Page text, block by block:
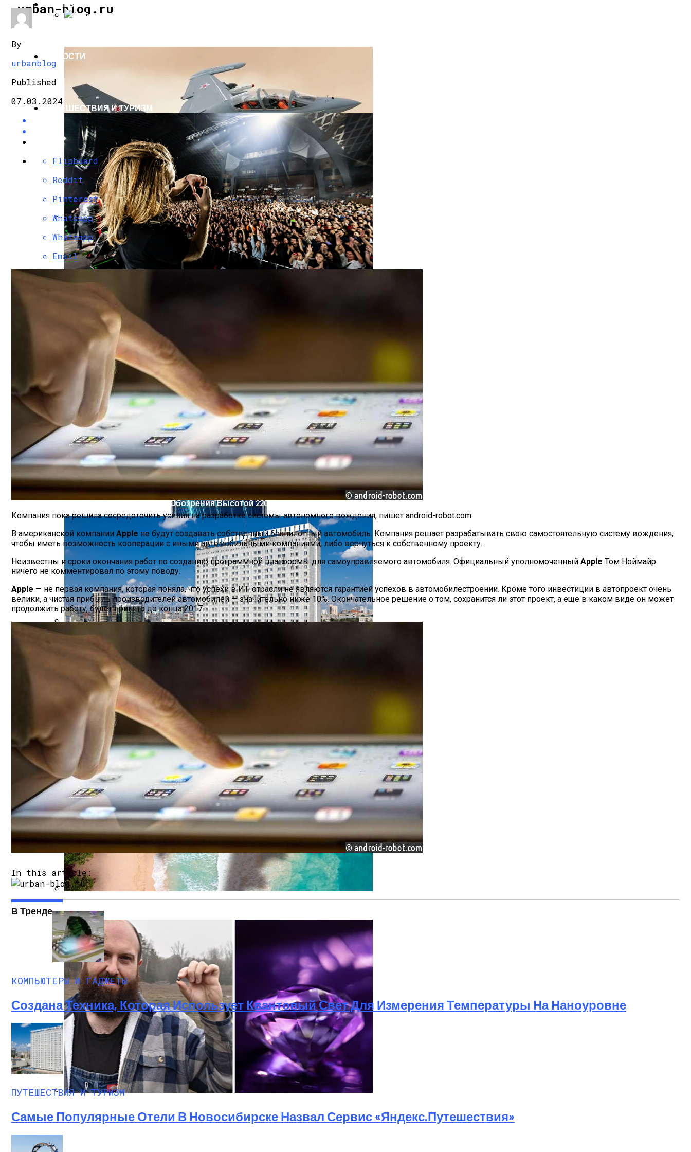
urban-blog.ru
КОМПЬЮТЕРЫ И ГАДЖЕТЫ
Вьетнам Заказал 18 Новейших Российских Як-130М
Китай Вывел На Орбиту Новейшие Гиперспектральные Спутники На Фоне Опасений США По Поводу Ирана
Смартфон Archos 50d Oxygen Ожидается В Конце Весеннего Периода
В Глобальной Web-Сети Опубликовали Эскизы Нового Круизного Лайнера «Титаник»
НОВОСТИ
ПУТЕШЕСТВИЯ И ТУРИЗМ
Музыкантов Группы «Би-2» Задержала Туристическая Полиция Пхукета
Футуристическое Колесо Обозрения Высотой 220 Метров Построят В Сеуле
Самые Популярные Отели В Новосибирске Назвал Сервис «Яндекс.Путешествия»
By
urbanblog
Published
07.03.2024
Flipboard
Reddit
Pinterest
Whatsapp
Whatsapp
Email
Компания пока решила сосредоточить усилия на разработке системы автономного вождения, пишет android-robot.com.
В американской компании Apple не будут создавать собственный беспилотный автомобиль. Компания решает разрабатывать свою самостоятельную систему вождения,
чтобы иметь возможность кооперации с иными автомобильными компаниями, либо вернуться к собственному проекту.
Неизвестны и сроки окончания работ по созданию программной платформы для самоуправляемого автомобиля. Официальный уполномоченный Apple Том Ноймайр
ничего не комментировал по этому поводу.
Apple — не первая компания, которая поняла, что успехи в ИТ-отрасли не являются гарантией успехов в автомобилестроении. Кроме того инвестиции в автопроект очень
велики, а чистая прибыль производителей автомобилей — значительно ниже 10%. Окончательное решение о том, сохранится ли этот проект, а еще в каком виде он может
продолжить работу, будет принято до конца 2017.
In this article:
В Тренде
КОМПЬЮТЕРЫ И ГАДЖЕТЫ
Создана Техника, Которая Использует Квантовый Свет Для Измерения Температуры На Наноуровне
ПУТЕШЕСТВИЯ И ТУРИЗМ
Самые Популярные Отели В Новосибирске Назвал Сервис «Яндекс.Путешествия»